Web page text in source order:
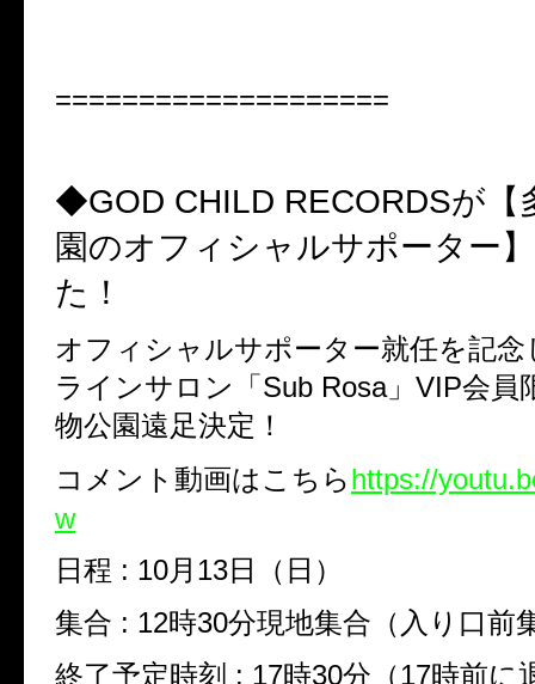
====================
◆GOD CHILD RECORDSが【
園のオフィシャルサポーター
た！
オフィシャルサポーター就任を記
ラインサロン「Sub Rosa」VIP会員
物公園遠足決定！
コメント動画はこちらhttps://
w
日程 : 10月13日（日）
集合 : 12時30分現地集合（入り口前
終了予定時刻 : 17時30分（17時前に